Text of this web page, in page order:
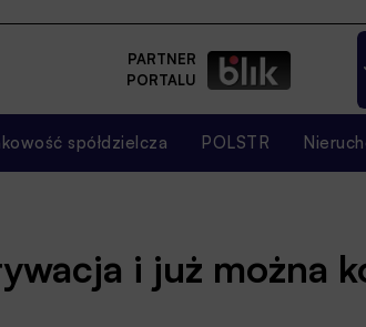
PARTNER
PORTALU
spółdzielcza POLSTR
i już można